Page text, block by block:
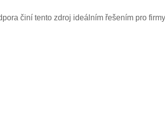
činí tento zdroj ideálním řešením pro